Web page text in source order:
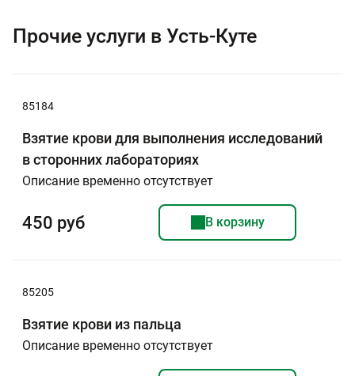
Прочие услуги в Усть-Куте
85184
Взятие крови для выполнения исследований
в сторонних лабораториях
Описание временно отсутствует
450 руб В корзину
85205
Взятие крови из пальца
Описание временно отсутствует